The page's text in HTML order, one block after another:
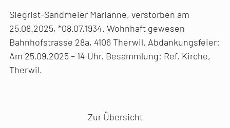
Siegrist-Sandmeier Marianne, verstorben am
25.08.2025, *08.07.1934. Wohnhaft gewesen
Bahnhofstrasse 28a, 4106 Therwil. Abdankungsfeier:
Am 25.09.2025 – 14 Uhr. Besammlung: Ref. Kirche,
Therwil.
Zur Übersicht